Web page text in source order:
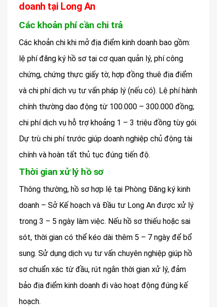
doanh tại Long An
Các khoản phí cần chi trả
Các khoản chi khi mở địa điểm kinh doanh bao gồm:
lệ phí đăng ký hồ sơ tại cơ quan quản lý, phí công
chứng, chứng thực giấy tờ, hợp đồng thuê địa điểm
và chi phí dịch vụ tư vấn pháp lý (nếu có). Lệ phí hành
chính thường dao động từ 100.000 – 300.000 đồng;
chi phí dịch vụ hỗ trợ khoảng 1 – 3 triệu đồng tùy gói.
Dự trù chi phí trước giúp doanh nghiệp chủ động tài
chính và hoàn tất thủ tục đúng tiến độ.
Thời gian xử lý hồ sơ
Thông thường, hồ sơ hợp lệ tại Phòng Đăng ký kinh
doanh – Sở Kế hoạch và Đầu tư Long An được xử lý
trong 3 – 5 ngày làm việc. Nếu hồ sơ thiếu hoặc sai
sót, thời gian có thể kéo dài thêm 5 – 7 ngày để bổ
sung. Sử dụng dịch vụ tư vấn chuyên nghiệp giúp hồ
sơ chuẩn xác từ đầu, rút ngắn thời gian xử lý, đảm
bảo địa điểm kinh doanh đi vào hoạt động đúng kế
hoạch.